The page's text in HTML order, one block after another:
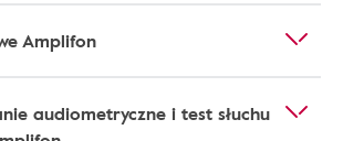
Amplifon
audiometryczne i test słuchu